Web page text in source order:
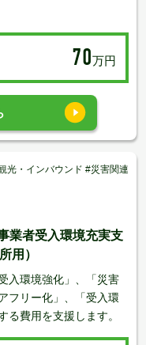
70万円
光・インバウンド #災害関連
業者受入環境充実支
用）
入環境強化」、「災害
フリー化」、「受入環
る費用を支援します。